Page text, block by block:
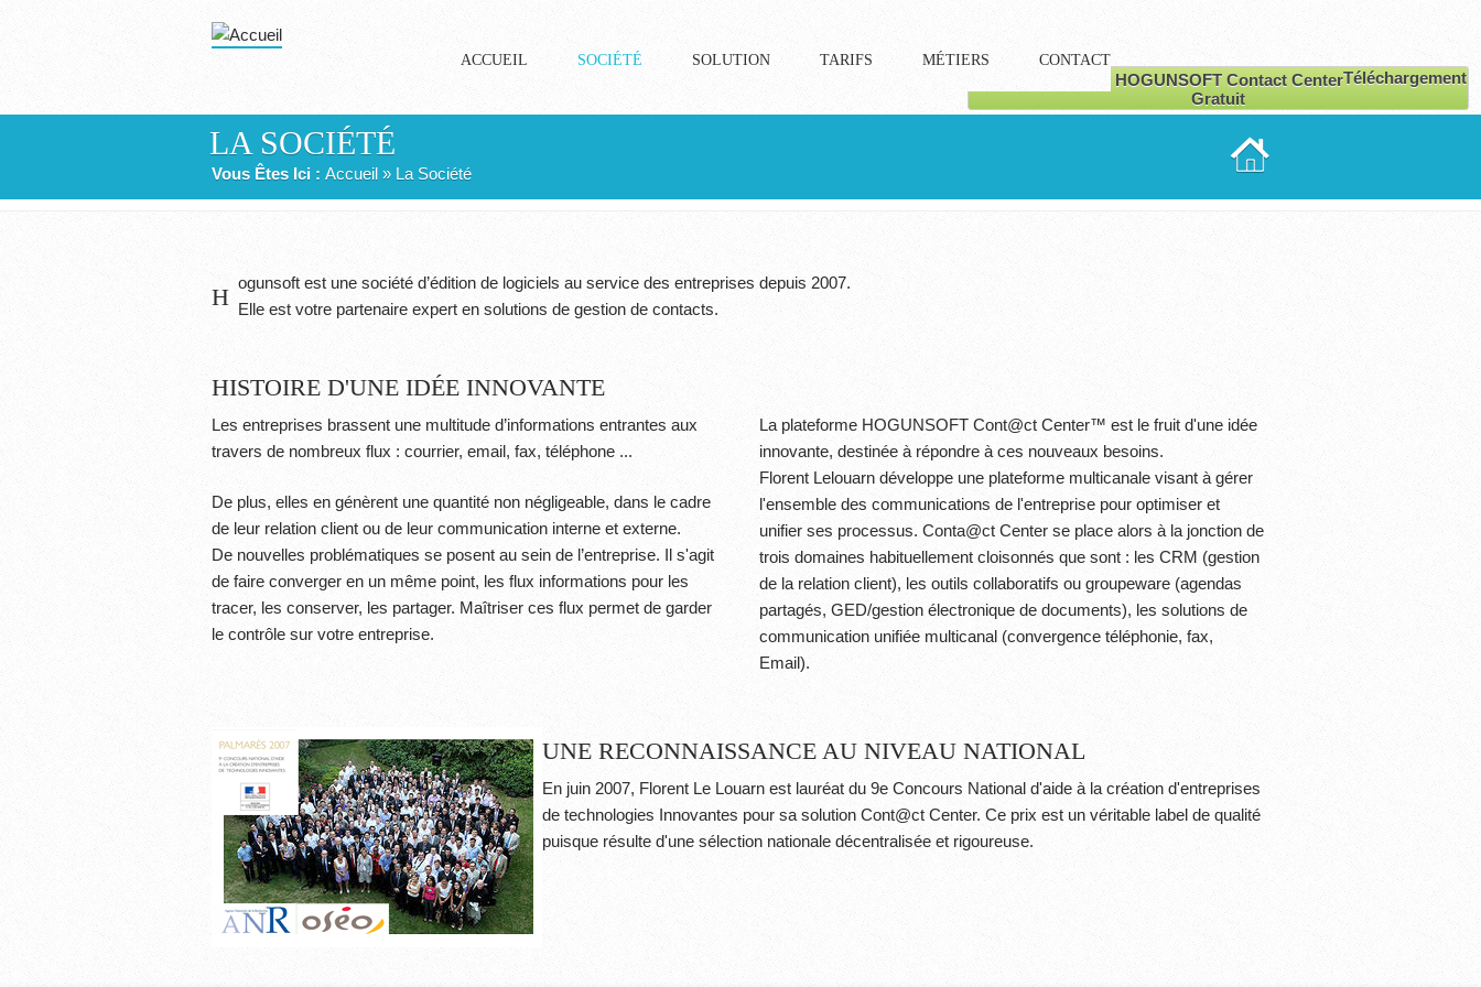
ACCUEIL SOCIÉTÉ SOLUTION TARIFS MÉTIERS CONTACT
Téléchargement
Gratuit
LA SOCIÉTÉ
VOUS ÊTES ICI
Vous Êtes Ici : Accueil » La Société
H
ogunsoft est une société d’édition de logiciels au service des entreprises depuis 2007.
Elle est votre partenaire expert en solutions de gestion de contacts.
HISTOIRE D'UNE IDÉE INNOVANTE
Les entreprises brassent une multitude d’informations entrantes aux
travers de nombreux flux : courrier, email, fax, téléphone ...
De plus, elles en génèrent une quantité non négligeable, dans le cadre
de leur relation client ou de leur communication interne et externe.
De nouvelles problématiques se posent au sein de l’entreprise. Il s'agit
de faire converger en un même point, les flux informations pour les
tracer, les conserver, les partager. Maîtriser ces flux permet de garder
le contrôle sur votre entreprise.
La plateforme HOGUNSOFTCont@ct Center™ est le fruit d'une idée
innovante, destinée à répondre à ces nouveaux besoins.
Florent Lelouarn développe une plateforme multicanale visant à gérer
l'ensemble des communications de l'entreprise pour optimiser et
unifier ses processus.Conta@ct Center se place alors à la jonction de
trois domaines habituellement cloisonnés que sont : les CRM (gestion
de la relation client), les outils collaboratifs ou groupeware (agendas
partagés, GED/gestion électronique de documents), les solutions de
communication unifiée multicanal (convergence téléphonie, fax,
Email).
UNE RECONNAISSANCE AU NIVEAU NATIONAL
En juin 2007, Florent Le Louarn est lauréat du 9e Concours National d'aide à la création d'entreprises
de technologies Innovantes pour sa solution Cont@ct Center. Ce prix est un véritable label de qualité
puisque résulte d'une sélection nationale décentralisée et rigoureuse.